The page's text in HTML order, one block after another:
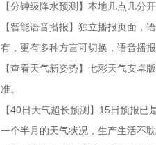
【分钟级降水预测】本地几点几分
【智能语音播报】独立播报页面，
有，更有多种方言可切换，语音播报
【查看天气新姿势】七彩天气安卓
准。
【40日天气超长预测】15日预报
一个半月的天气状况，生产生活不耽